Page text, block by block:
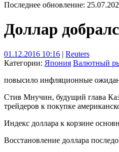
Последнее обновление:
Доллар
01.12.2016 10:16 | Reuters
Категории: Япония Валютный
повысило инфляционные
Стив Мнучин, будущий глава
трейдеров к покупке
Индекс доллара к корзине
Восстановление доллара